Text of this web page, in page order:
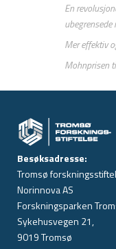
En
ubegrensede
Mer effektiv
Mohnprisen
Besøksadresse:
Tromsø
Norinnova AS
Forskningsparken
Sykehusvegen 21,
9019 Tromsø